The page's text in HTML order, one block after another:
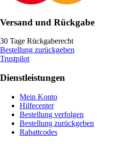
Versand und Rückgabe
30 Tage Rückgaberecht
Bestellung zurückgeben
Trustpilot
Dienstleistungen
Mein Konto
Hilfecenter
Bestellung verfolgen
Bestellung zurückgeben
Rabattcodes